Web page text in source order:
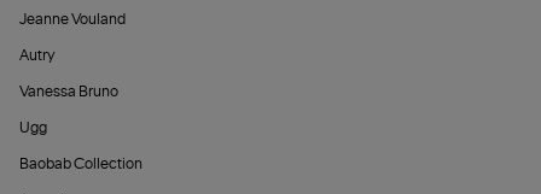
Jeanne Vouland
Autry
Vanessa Bruno
Ugg
Baobab Collection